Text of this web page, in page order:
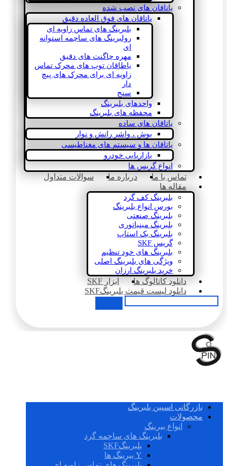
یاتاقان های نصب شده
یاتاقان های فوق العاده دقیق
بلبرینگ های تماس زاویه ای
رولبرینگ های ساچمه استوانه
ای
مهره چاگنت های دقیق
یاطاقان توپ های محرک تماس
زاویه ای برای محرک های پیچ
دار
سنج
واحدهای بلبرینگ
محفظه های بلبرینگ
یاتاقان های ساده
بوش ، واشر رانش و نوار
یاتاقان ها و سیستم های مغناطیسی
بازاریابی خودرو
انواع گریس ها
تماس با ما درباره ما
سوالات متداول
مقاله ها
بلبرینگ کف گرد
بورس انواع بلبرینگ
بلبرینگ صنعتی
بلبرینگ مینیاتوری
بلبرینگ بک استاپ
گریس SKF
بلبرینگ های خود تنظیم
ویژگی های بلبرینگ اصلی
خرید بلبرینگ ارزان
دانلود کاتالوگ ها
ابزار SKF
دانلود لیست قیمت بلبرینگSKF
بازرگانی اسپین بلبرینگ
محصولات
انواع بیرینگ
بلبرینگ های ساچمه گرد
بلبرینگSKF
Y بیرینگ ها